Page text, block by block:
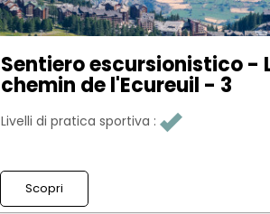
Sentiero escursionistico -
chemin de l'Ecureuil - 3
Livelli di pratica sportiva :
Scopri